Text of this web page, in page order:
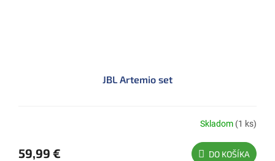
JBL Artemio set
Skladom (1 ks)
59,99 € DO KOŠÍKA